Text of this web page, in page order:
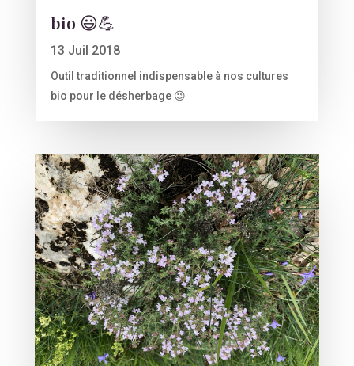
bio 😃💪
13 Juil 2018
Outil traditionnel indispensable à nos cultures
bio pour le désherbage 😉